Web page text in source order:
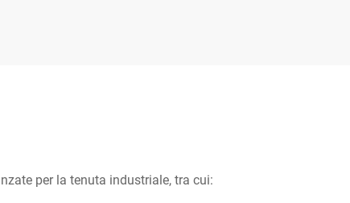
per la tenuta industriale, tra cui: